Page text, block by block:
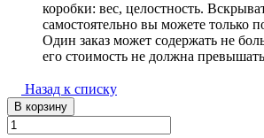
коробки: вес, целостность.
самостоятельно вы можете только
Один заказ может содержать не
его стоимость не должна
Назад к списку
В корзину